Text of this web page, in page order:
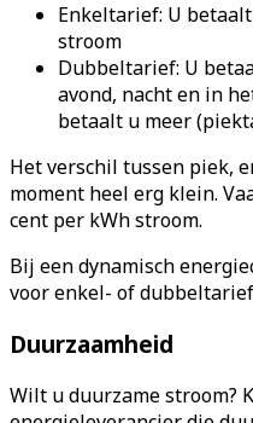
Enkeltarief: U
stroom
Dubbeltarief: U
avond, nacht en in
betaalt u meer
Het verschil tussen piek,
moment heel erg klein.
cent per kWh stroom.
Bij een dynamisch
voor enkel- of
Duurzaamheid
Wilt u duurzame stroom?